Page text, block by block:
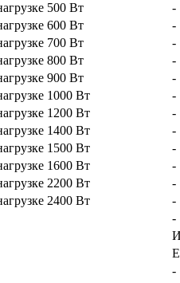
500 Вт
-
600 Вт
-
700 Вт
-
800 Вт
-
900 Вт
-
1000 Вт
-
1200 Вт
-
1400 Вт
-
1500 Вт
-
1600 Вт
-
2200 Вт
-
2400 Вт
-
-
-